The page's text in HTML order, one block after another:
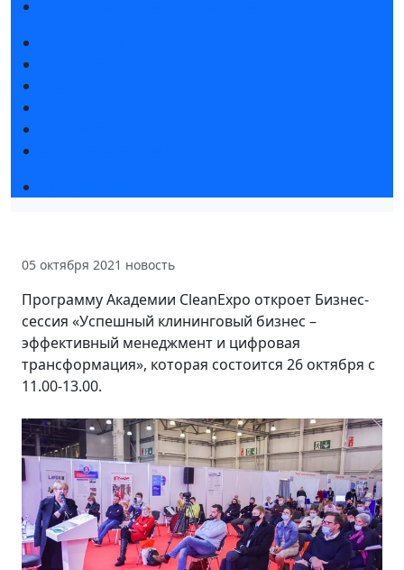
05 октября 2021 новость
Программу Академии CleanExpo откроет Бизнес-
сессия «Успешный клининговый бизнес –
эффективный менеджмент и цифровая
трансформация», которая состоится 26 октября с
11.00-13.00.